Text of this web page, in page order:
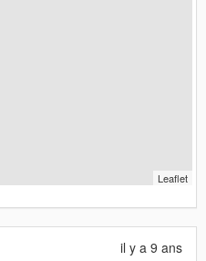
Leaflet
il y a 9 ans